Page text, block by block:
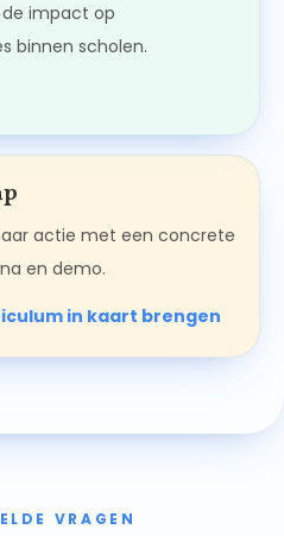
impact op
binnen scholen.
actie met een concrete
en demo.
in kaart brengen
VRAGEN